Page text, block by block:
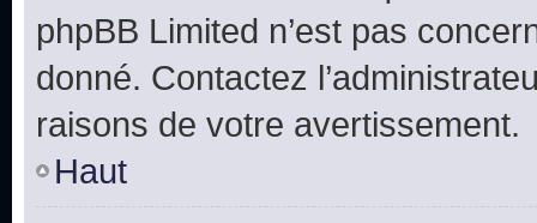
phpBB Limited n’est pas
donné. Contactez
raisons de votre avertissement.
Haut